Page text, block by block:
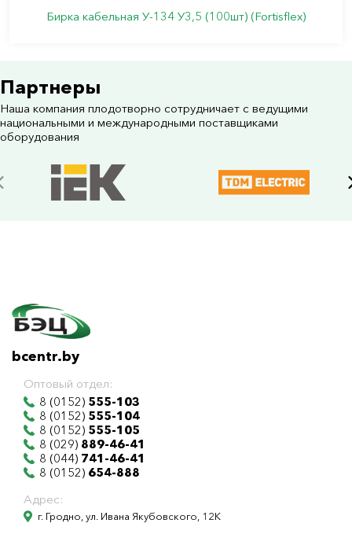
Бирка кабельная У-134 У3,5 (100шт) (Fortisflex)
Партнеры
Наша компания плодотворно сотрудничает с ведущими
национальными и международными поставщиками
оборудования
bcentr.by
Оптовый отдел:
8 (0152) 555-103
8 (0152) 555-104
8 (0152) 555-105
8 (029) 889-46-41
8 (044) 741-46-41
8 (0152) 654-888
Адрес:
г. Гродно, ул. Ивана Якубовского, 12К